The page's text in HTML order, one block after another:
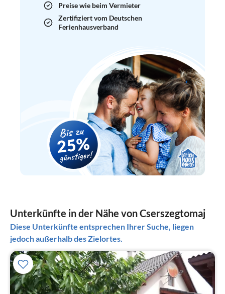
Preise wie beim Vermieter
Zertifiziert vom Deutschen
Ferienhausverband
Unterkünfte in der Nähe von Cserszegtomaj
Diese Unterkünfte entsprechen Ihrer Suche, liegen
jedoch außerhalb des Zielortes.